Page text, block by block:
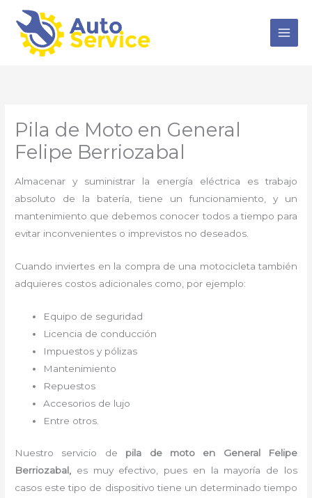
contenido
Pila de Moto en General
Felipe Berriozabal
Almacenar y suministrar la energía eléctrica es trabajo
absoluto de la batería, tiene un funcionamiento, y un
mantenimiento que debemos conocer todos a tiempo para
evitar inconvenientes o imprevistos no deseados.
Cuando inviertes en la compra de una motocicleta también
adquieres costos adicionales como, por ejemplo:
Equipo de seguridad
Licencia de conducción
Impuestos y pólizas
Mantenimiento
Repuestos
Accesorios de lujo
Entre otros.
Nuestro servicio de pila de moto en General Felipe
Berriozabal, es muy efectivo, pues en la mayoría de los
casos este tipo de dispositivo tiene un determinado tiempo